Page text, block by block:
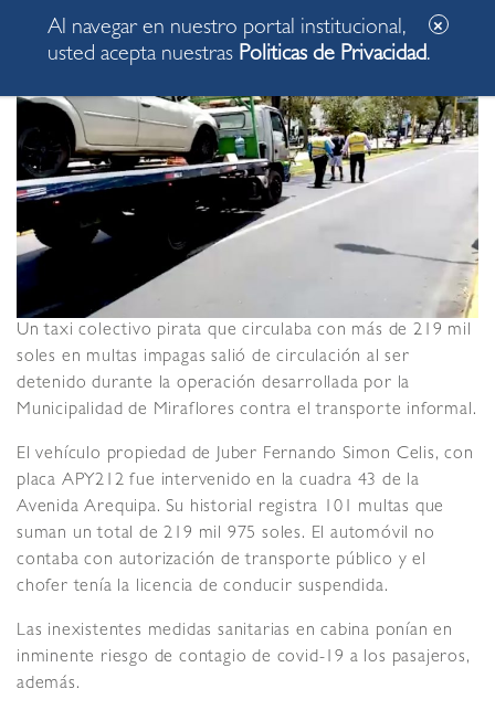
05.03.2021
Un taxi colectivo pirata que circulaba con más de 219 mil
soles en multas impagas salió de circulación al ser
detenido durante la operación desarrollada por la
Municipalidad de Miraflores contra el transporte informal.
El vehículo propiedad de Juber Fernando Simon Celis, con
placa APY212 fue intervenido en la cuadra 43 de la
Avenida Arequipa. Su historial registra 101 multas que
suman un total de 219 mil 975 soles. El automóvil no
contaba con autorización de transporte público y el
chofer tenía la licencia de conducir suspendida.
Las inexistentes medidas sanitarias en cabina ponían en
inminente riesgo de contagio de covid-19 a los pasajeros,
además.
Al navegar en nuestro portal institucional,
usted acepta nuestras Politicas de Privacidad.